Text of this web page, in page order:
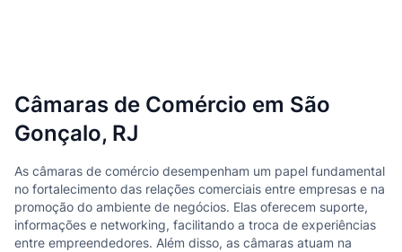
Câmaras de Comércio em São
Gonçalo, RJ
As câmaras de comércio desempenham um papel fundamental
no fortalecimento das relações comerciais entre empresas e na
promoção do ambiente de negócios. Elas oferecem suporte,
informações e networking, facilitando a troca de experiências
entre empreendedores. Além disso, as câmaras atuam na